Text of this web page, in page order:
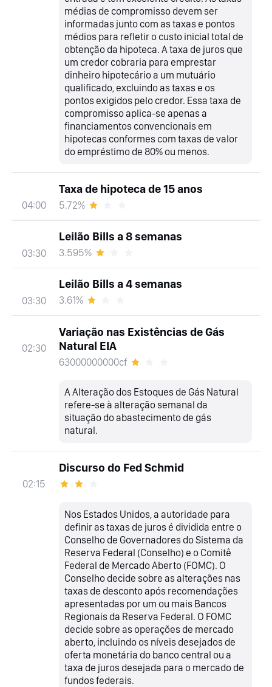
médias de compromisso devem ser
informadas junto com as taxas e pontos
médios para refletir o custo inicial total de
obtenção da hipoteca. A taxa de juros que
um credor cobraria para emprestar
dinheiro hipotecário a um mutuário
qualificado, excluindo as taxas e os
pontos exigidos pelo credor. Essa taxa de
compromisso aplica-se apenas a
financiamentos convencionais em
hipotecas conformes com taxas de valor
do empréstimo de 80% ou menos.
04:00
Taxa de hipoteca de 15 anos
5.72%
03:30
Leilão Bills a 8 semanas
3.595%
03:30
Leilão Bills a 4 semanas
3.61%
02:30
Variação nas Existências de Gás
Natural EIA
63000000000cf
A Alteração dos Estoques de Gás Natural
refere-se à alteração semanal da
situação do abastecimento de gás
natural.
02:15
Discurso do Fed Schmid
Nos Estados Unidos, a autoridade para
definir as taxas de juros é dividida entre o
Conselho de Governadores do Sistema da
Reserva Federal (Conselho) e o Comitê
Federal de Mercado Aberto (FOMC). O
Conselho decide sobre as alterações nas
taxas de desconto após recomendações
apresentadas por um ou mais Bancos
Regionais da Reserva Federal. O FOMC
decide sobre as operações de mercado
aberto, incluindo os níveis desejados de
oferta monetária do banco central ou a
taxa de juros desejada para o mercado de
fundos federais.